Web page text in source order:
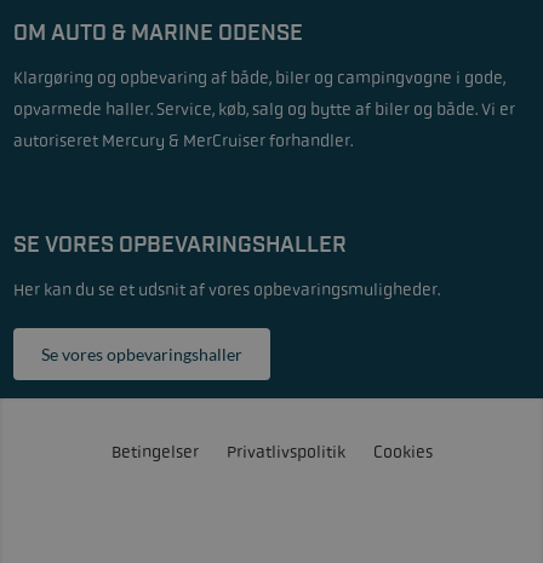
OM AUTO & MARINE ODENSE
Klargøring og opbevaring af både, biler og campingvogne i gode,
opvarmede haller. Service, køb, salg og bytte af biler og både. Vi er
autoriseret Mercury & MerCruiser forhandler.
SE VORES OPBEVARINGSHALLER
Her kan du se et udsnit af vores opbevaringsmuligheder.
Se vores opbevaringshaller
Betingelser Privatlivspolitik Cookies